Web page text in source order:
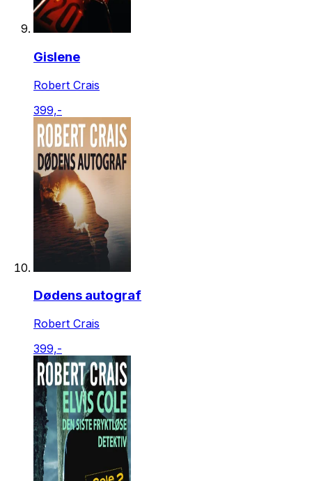
Gislene
Robert Crais
399,-
Dødens autograf
Robert Crais
399,-